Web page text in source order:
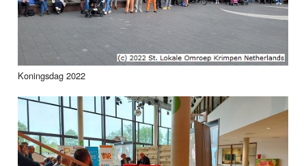
Koningsdag 2022